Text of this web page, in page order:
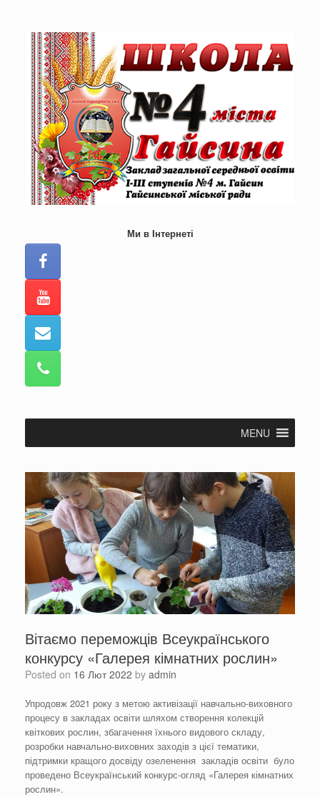
Ми в Інтернеті
MENU
Вітаємо переможців Всеукраїнського
конкурсу «Галерея кімнатних рослин»
Posted on 16 Лют 2022 by admin
Упродовж 2021 року з метою активізації навчально-виховного
процесу в закладах освіти шляхом створення колекцій
квіткових рослин, збагачення їхнього видового складу,
розробки навчально-виховних заходів з цієї тематики,
підтримки кращого досвіду озеленення закладів освіти було
проведено Всеукраїнський конкурс-огляд «Галерея кімнатних
рослин».